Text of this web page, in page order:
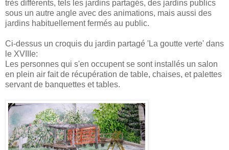
très différents, tels les jardins partagés, des jardins publics
sous un autre angle avec des animations, mais aussi des
jardins habituellement fermés au public.
Ci-dessus un croquis du jardin partagé 'La goutte verte' dans
le XVIIIe:
Les personnes qui s'en occupent se sont installés un salon
en plein air fait de récupération de table, chaises, et palettes
servant de banquettes et tables.